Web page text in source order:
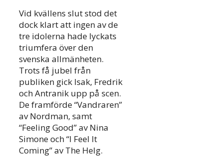
Vid kvällens slut stod det
dock klart att ingen av de
tre idolerna hade lyckats
triumfera över den
svenska allmänheten.
Trots få jubel från
publiken gick Isak, Fredrik
och Antranik upp på scen.
De framförde “Vandraren”
av Nordman, samt
“Feeling Good” av Nina
Simone och “I Feel It
Coming” av The Helg.